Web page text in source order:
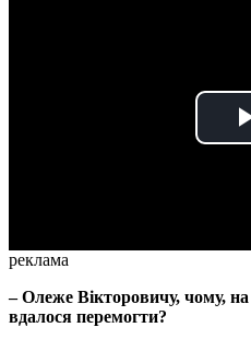
реклама
– Олеже Вікторовичу, чому,
вдалося перемогти?